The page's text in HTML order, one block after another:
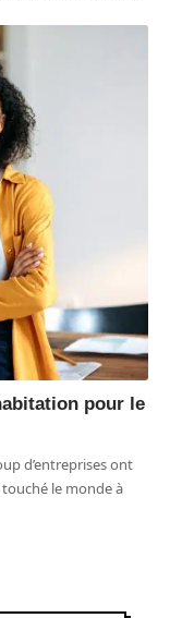
pour le
d’entreprises ont
le monde à